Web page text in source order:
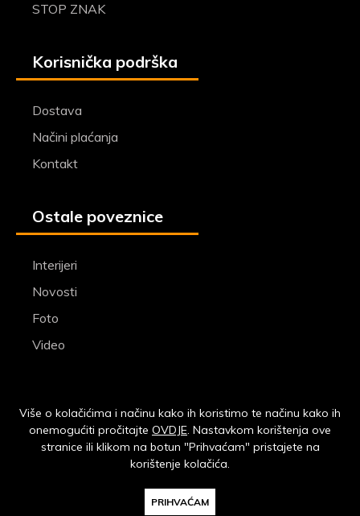
STOP ZNAK
Korisnička podrška
Dostava
Načini plaćanja
Kontakt
Ostale poveznice
Interijeri
Novosti
Foto
Video
Impressum
Kalelarga.net
Više o kolačićima i načinu kako ih koristimo te načinu kako ih
onemogućiti pročitajte OVDJE. Nastavkom korištenja ove
stranice ili klikom na botun "Prihvaćam" pristajete na
korištenje kolačića.
PRIHVAĆAM